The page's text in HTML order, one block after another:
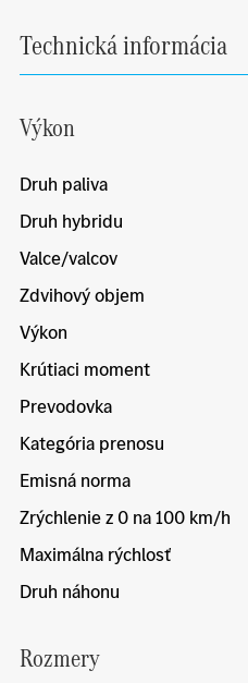
Technická informácia
Výkon
Druh paliva
Druh hybridu
Valce/valcov
Zdvihový objem
Výkon
Krútiaci moment
Prevodovka
Kategória prenosu
Emisná norma
Zrýchlenie z 0 na 100 km/h
Maximálna rýchlosť
Druh náhonu
Rozmery